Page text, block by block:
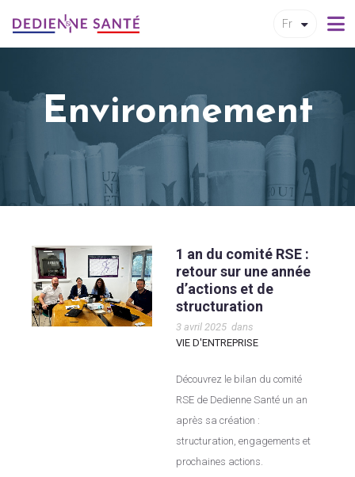
Fr
Environnement
1 an du comité RSE :
retour sur une année
d’actions et de
structuration
3 avril 2025 dans
VIE D'ENTREPRISE
Découvrez le bilan du comité
RSE de Dedienne Santé un an
après sa création :
structuration, engagements et
prochaines actions.